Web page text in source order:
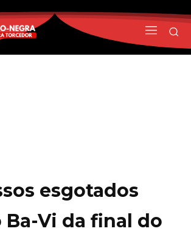
esgotados
Ba-Vi da final do